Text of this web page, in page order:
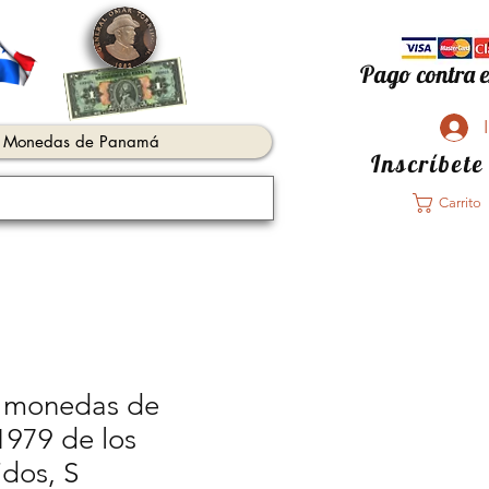
Monedas de Panamá
Pago contra
Carrito
de
de los
S